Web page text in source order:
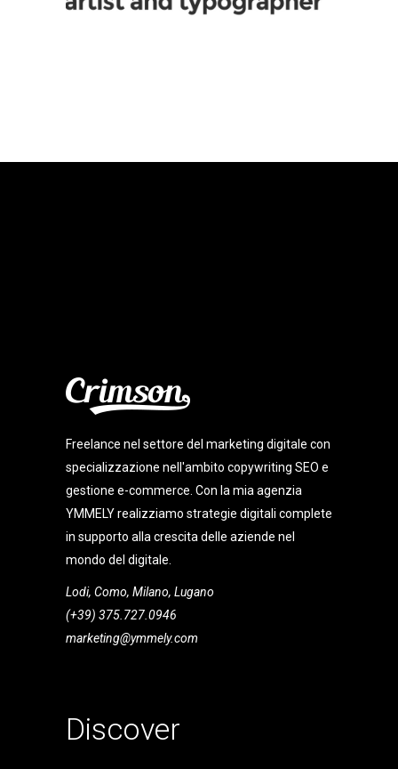
Freelance nel settore del marketing digitale con
specializzazione nell'ambito copywriting SEO e
gestione e-commerce. Con la mia agenzia
YMMELY realizziamo strategie digitali complete
in supporto alla crescita delle aziende nel
mondo del digitale.
Lodi, Como, Milano, Lugano
(+39) 375.727.0946
marketing@ymmely.com
Discover